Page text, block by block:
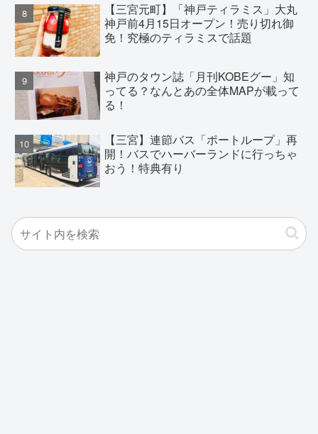
【三宮元町】「神戸ティラミス」大丸
神戸前4月15日オープン！売り切れ御
免！究極のティラミスで話題
神戸のタウン誌「月刊KOBEグー」知
ってる？なんとあの全体MAPが載って
る！
【三宮】連節バス「ポートループ」再
開！バスでハーバーランドに行っちゃ
おう！特典有り